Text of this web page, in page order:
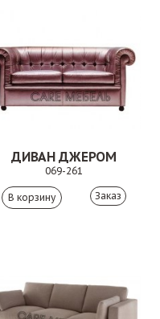
ДИВАН ДЖЕРОМ
069-261
Заказ